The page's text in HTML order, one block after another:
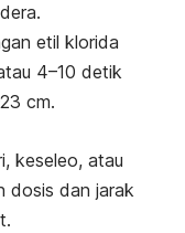
etil klorida
4–10 detik
cm.
keseleo, atau
dosis dan jarak